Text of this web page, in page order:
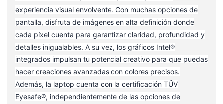
experiencia visual envolvente. Con muchas opciones de
pantalla, disfruta de imágenes en alta definición donde
cada píxel cuenta para garantizar claridad, profundidad y
detalles inigualables. A su vez, los gráficos Intel®
integrados impulsan tu potencial creativo para que puedas
hacer creaciones avanzadas con colores precisos.
Además, la laptop cuenta con la certificación TÜV
Eyesafe®, independientemente de las opciones de